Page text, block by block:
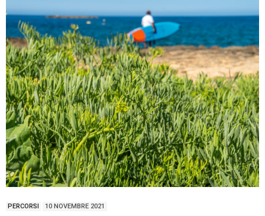
PERCORSI 10 NOVEMBRE 2021